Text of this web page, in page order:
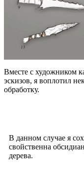
Вместе с художником
эскизов, я воплотил
обработку.
В данном случае я
свойственна
дерева.